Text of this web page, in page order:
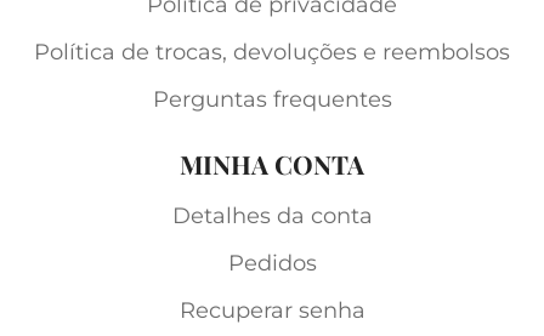
Política de trocas, devoluções e reembolsos
Perguntas frequentes
MINHA CONTA
Detalhes da conta
Pedidos
Recuperar senha